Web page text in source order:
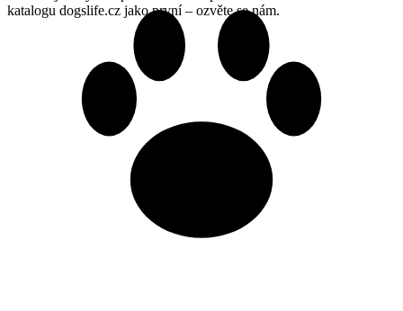
katalogu dogslife.cz jako první – ozvěte se nám.